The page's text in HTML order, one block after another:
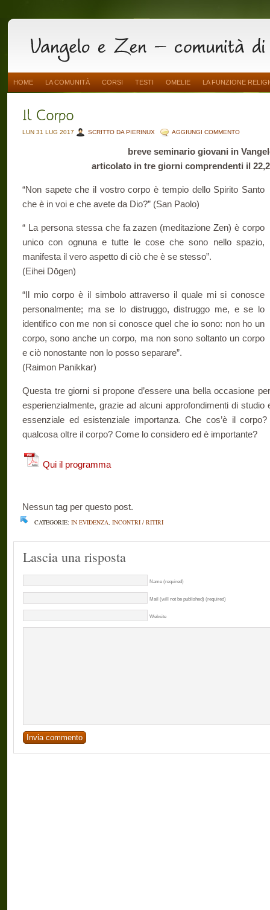
HOME LA COMUNITÀ CORSI TESTI OMELIE LA FUNZIONE
LUN 31 LUG 2017 SCRITTO DA PIERINUX AGGIUNGI COMMENTO
breve seminario giovani in
articolato in tre giorni comprendenti il
“Non sapete che il vostro corpo è tempio dello Spirito Santo
che è in voi e che avete da Dio?” (San Paolo)
“ La persona stessa che fa zazen (meditazione Zen) è corpo
unico con ognuna e tutte le cose che sono nello spazio,
manifesta il vero aspetto di ciò che è se stesso”.
(Eihei Dōgen)
“Il mio corpo è il simbolo attraverso il quale mi si conosce
personalmente; ma se lo distruggo, distruggo me, e se lo
identifico con me non si conosce quel che io sono: non ho un
corpo, sono anche un corpo, ma non sono soltanto un corpo
e ciò nonostante non lo posso separare”.
(Raimon Panikkar)
Questa tre giorni si propone d’essere una bella occasione
esperienzialmente, grazie ad alcuni approfondimenti di
essenziale ed esistenziale importanza. Che cos’è il
qualcosa oltre il corpo? Come lo considero ed è importante?
Qui il programma
Nessun tag per questo post.
CATEGORIE: IN EVIDENZA, INCONTRI / RITIRI
Lascia una risposta
Name (required)
Mail (will not be published) (required)
Website